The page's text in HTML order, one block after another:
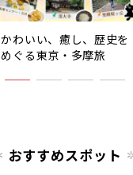
かわいい、癒し、歴史を
めぐる東京・多摩旅
おすすめスポット